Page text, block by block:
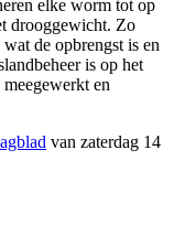
elke worm tot op
drooggewicht. Zo
de opbrengst is en
is op het
en
van zaterdag 14